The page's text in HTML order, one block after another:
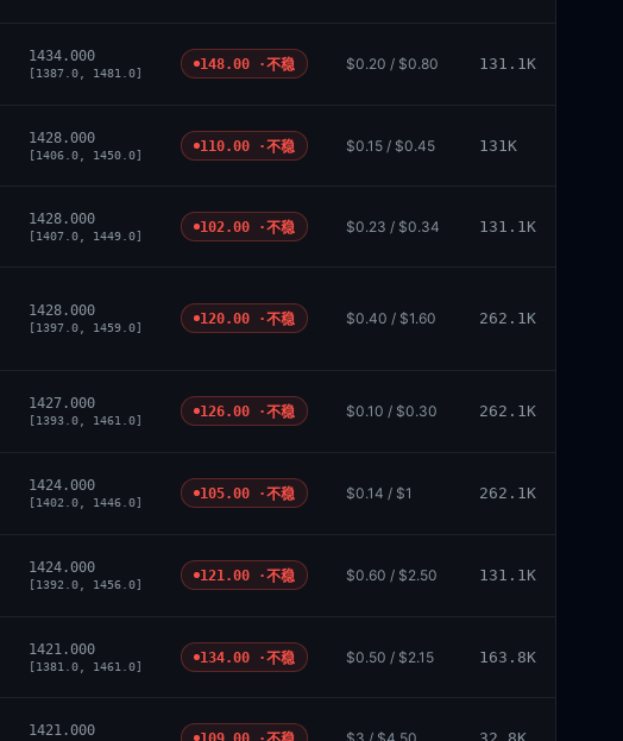
1434.000
[1387.0, 1481.0]
148.00 ·不稳 $0.20 / $0.80 131.1K
1428.000
[1406.0, 1450.0]
110.00 ·不稳 $0.15 / $0.45 131K
1428.000
[1407.0, 1449.0]
102.00 ·不稳 $0.23 / $0.34 131.1K
1428.000
[1397.0, 1459.0]
120.00 ·不稳 $0.40 / $1.60 262.1K
1427.000
[1393.0, 1461.0]
126.00 ·不稳 $0.10 / $0.30 262.1K
1424.000
[1402.0, 1446.0]
105.00 ·不稳 $0.14 / $1 262.1K
1424.000
[1392.0, 1456.0]
121.00 ·不稳 $0.60 / $2.50 131.1K
1421.000
[1381.0, 1461.0]
134.00 ·不稳 $0.50 / $2.15 163.8K
1421.000